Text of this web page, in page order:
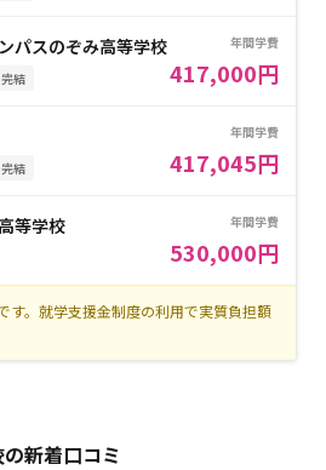
パスのぞみ高等学校
結
年間学費
417,000円
結
年間学費
417,045円
等学校 年間学費
530,000円
す。就学支援金制度の利用で実質負担額
新着口コミ